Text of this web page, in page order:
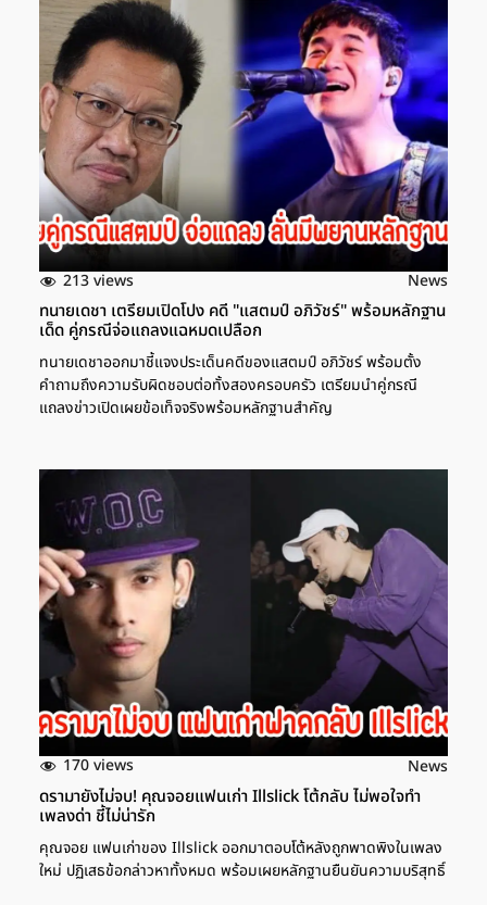
213 views News
ทนายเดชา เตรียมเปิดโปง คดี "แสตมป์ อภิวัชร์" พร้อมหลักฐาน
เด็ด คู่กรณีจ่อแถลงแฉหมดเปลือก
ทนายเดชาออกมาชี้แจงประเด็นคดีของแสตมป์ อภิวัชร์ พร้อมตั้ง
คำถามถึงความรับผิดชอบต่อทั้งสองครอบครัว เตรียมนำคู่กรณี
แถลงข่าวเปิดเผยข้อเท็จจริงพร้อมหลักฐานสำคัญ
170 views News
ดรามายังไม่จบ! คุณจอยแฟนเก่า Illslick โต้กลับ ไม่พอใจทำ
เพลงด่า ชี้ไม่น่ารัก
คุณจอย แฟนเก่าของ Illslick ออกมาตอบโต้หลังถูกพาดพิงในเพลง
ใหม่ ปฏิเสธข้อกล่าวหาทั้งหมด พร้อมเผยหลักฐานยืนยันความบริสุทธิ์